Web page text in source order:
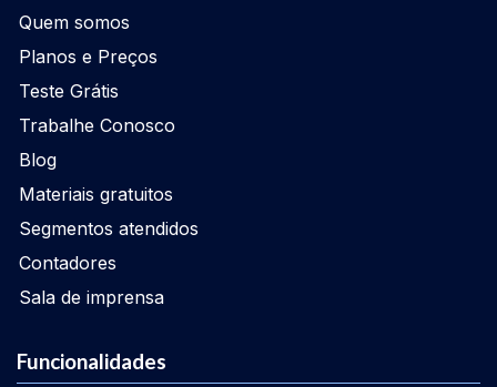
Quem somos
Planos e Preços
Teste Grátis
Trabalhe Conosco
Blog
Materiais gratuitos
Segmentos atendidos
Contadores
Sala de imprensa
Funcionalidades